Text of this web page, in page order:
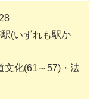
(いずれも駅か
文化(61～57)・法